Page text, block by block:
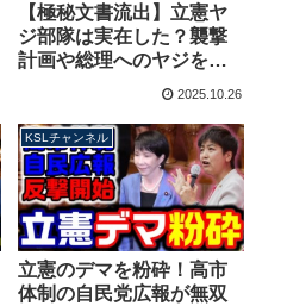
【極秘文書流出】立憲ヤ
ジ部隊は実在した？襲撃
計画や総理へのヤジを指
示した過去！高市総理演
【KSLチャンネル】
2025.10.26
KSLチャンネル
立憲のデマを粉砕！高市
体制の自民党広報が無双